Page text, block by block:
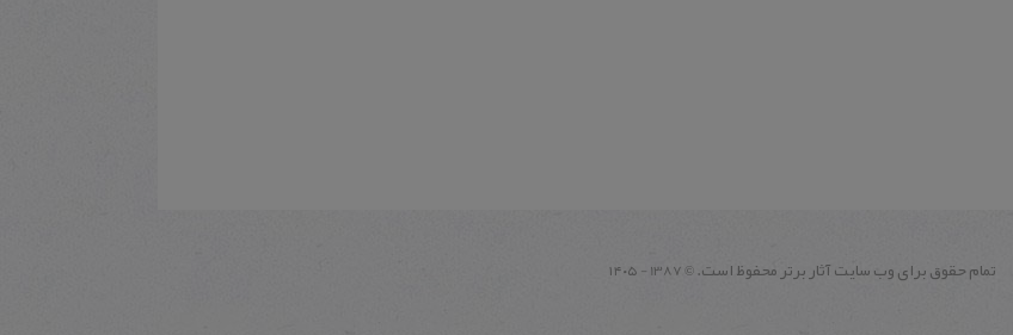
تمام حقوق برای وب سايت آثار برتر محفوظ است. ©